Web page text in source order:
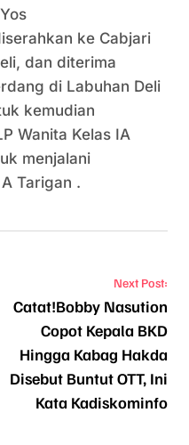
ke Cabjari
dan diterima
di Labuhan Deli
kemudian
Wanita Kelas IA
menjalani
Tarigan .
Next Post:
Catat!Bobby Nasution
Copot Kepala BKD
Hingga Kabag Hakda
Disebut Buntut OTT, Ini
Kata Kadiskominfo